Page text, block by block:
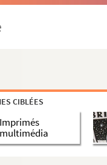
CIBLÉES
Imprimés
multimédia
par le ferme du sieur
à rente foncière au sieur
mémoire contenant
maison appartenant à
sur papier timbré
par défaut, contre le
du Comte, contre